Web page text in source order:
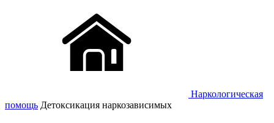
Наркологическая
помощь Детоксикация наркозависимых